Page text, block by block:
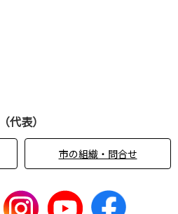
（代表）
市の組織・問合せ